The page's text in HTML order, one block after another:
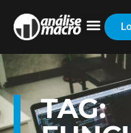
TAG: